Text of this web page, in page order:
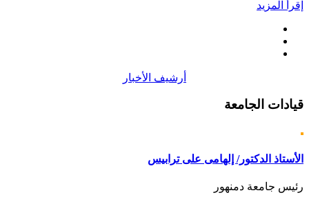
إقرأ المزيد
أرشيف الأخبار
قيادات الجامعة
الأستاذ الدكتور/ إلهامى على ترابيس
رئيس جامعة دمنهور